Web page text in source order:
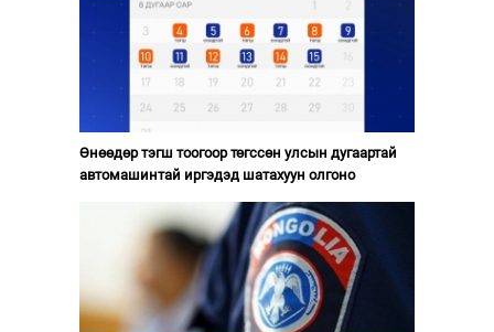
Өнөөдөр тэгш тоогоор төгссөн улсын дугаартай
автомашинтай иргэдэд шатахуун олгоно